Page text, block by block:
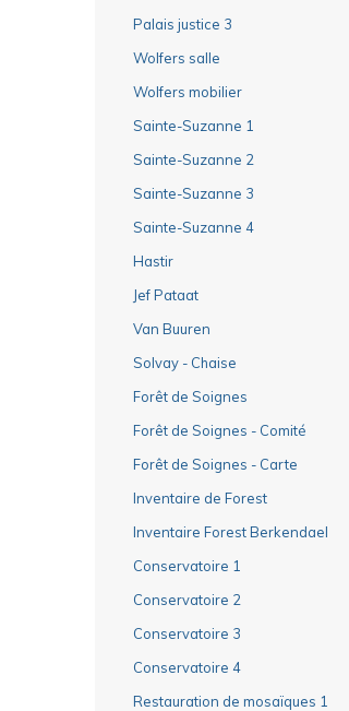
Palais justice 3
Wolfers salle
Wolfers mobilier
Sainte-Suzanne 1
Sainte-Suzanne 2
Sainte-Suzanne 3
Sainte-Suzanne 4
Hastir
Jef Pataat
Van Buuren
Solvay - Chaise
Forêt de Soignes
Forêt de Soignes - Comité
Forêt de Soignes - Carte
Inventaire de Forest
Inventaire Forest Berkendael
Conservatoire 1
Conservatoire 2
Conservatoire 3
Conservatoire 4
Restauration de mosaïques 1